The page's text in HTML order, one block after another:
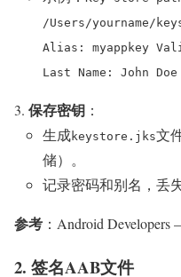
/Users/yourname/
Alias: myappkey
Last Name: John Doe
保存密钥 ：
生成keystore.jks文
储）。
记录密码和别名，丢
参考 ：Android Developers
2. 签名AAB文件